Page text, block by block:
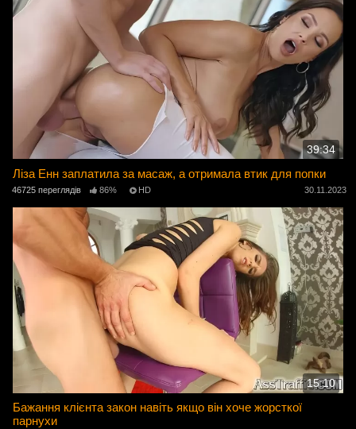
39:34
Ліза Енн заплатила за масаж, а отримала втик для попки
46725 переглядів 86% HD 30.11.2023
15:10
Бажання клієнта закон навіть якщо він хоче жорсткої
парнухи